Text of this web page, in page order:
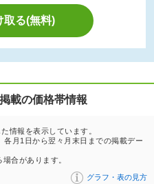
取る(無料)
載の価格帯情報
情報を表示しています。
各月1日から翌々月末日までの掲載デー
合があります。
グラフ・表の見方